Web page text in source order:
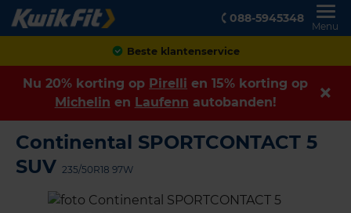
088-5945348
Menu
Achteraf betalen
Nu 20% korting op Pirelli en 15% korting op
Michelin en Laufenn autobanden!
Continental SPORTCONTACT 5
SUV 235/50R18 97W